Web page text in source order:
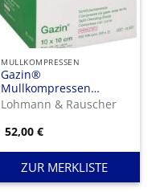
MULLKOMPRESSEN
Gazin®
Mullkompressen
Schlitzkompressen
Lohmann & Rauscher
52,00€
ZUR MERKLISTE